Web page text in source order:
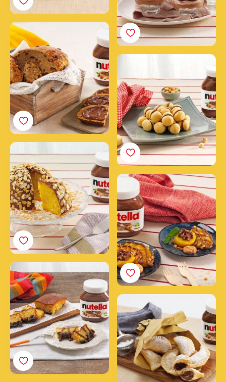
hrozienkami a nátierkou
Nutella®
lieskovcové sušienky) s
nátierkou Nutella®
kruste s nátierkou Nutella®
Broskyne s nátierkou
Nutella® a amaretti
nátierkou Nutella®
Zlatisté fagottini s náplňou
z nátierky Nutella®